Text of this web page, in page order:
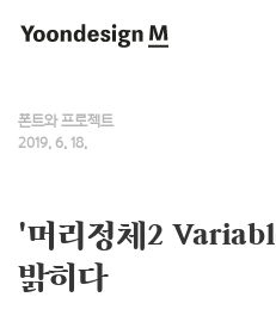
Yoondesign M
폰트와 프로젝트
2019. 6. 18.
'머리정체2
밝히다